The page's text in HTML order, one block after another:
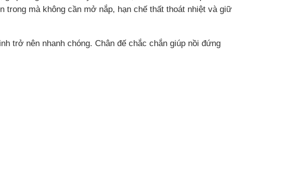
trong mà không cần mở nắp, hạn chế thất thoát nhiệt và giữ
trở nên nhanh chóng. Chân đế chắc chắn giúp nồi đứng